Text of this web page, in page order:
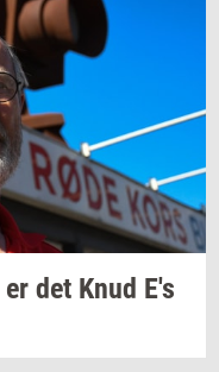
er det Knud E's